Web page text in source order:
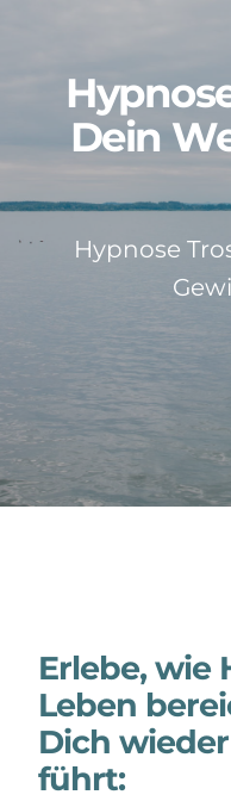
Dein
Hypnose
Erlebe, wie
Leben
Dich
führt: